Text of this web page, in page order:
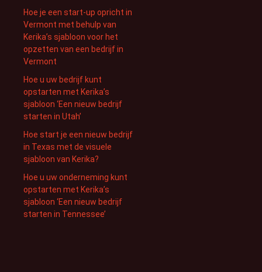
Hoe je een start-up opricht in
Vermont met behulp van
Kerika’s sjabloon voor het
opzetten van een bedrijf in
Vermont
Hoe u uw bedrijf kunt
opstarten met Kerika’s
sjabloon ‘Een nieuw bedrijf
starten in Utah’
Hoe start je een nieuw bedrijf
in Texas met de visuele
sjabloon van Kerika?
Hoe u uw onderneming kunt
opstarten met Kerika’s
sjabloon ‘Een nieuw bedrijf
starten in Tennessee’